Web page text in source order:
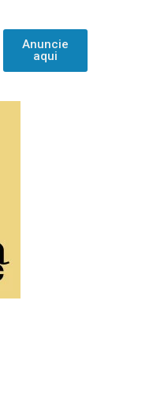
Anuncie
aqui